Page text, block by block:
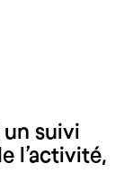
suivi
l’activité,